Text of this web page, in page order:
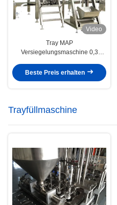
Video
Tray MAP
Versiegelungsmaschine 0,3
Tierfutterverpackungen
Beste Preis erhalten
Trayfüllmaschine